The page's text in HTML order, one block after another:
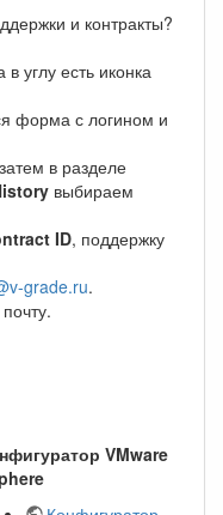
и контракты?
в углу есть иконка
форма с логином и
в разделе
выбираем
ID, поддержку
grade.ru.
VMware